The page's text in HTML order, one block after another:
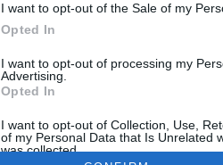
I want to opt-out of the Sale of my
Opted In
I want to opt-out of processing my
Advertising.
Opted In
I want to opt-out of Collection, Use,
of my Personal Data that Is Unrelated
was collected.